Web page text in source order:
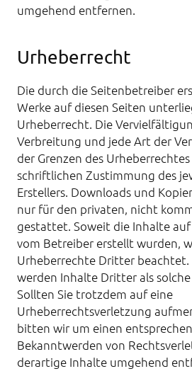
umgehend entfernen.
Urheberrecht
Die durch die Seitenbetreiber
Werke auf diesen Seiten
Urheberrecht. Die
Verbreitung und jede Art der
der Grenzen des
schriftlichen Zustimmung des
Erstellers. Downloads und
nur für den privaten, nicht
gestattet. Soweit die Inhalte
vom Betreiber erstellt wurden,
Urheberrechte Dritter beachtet.
werden Inhalte Dritter als
Sollten Sie trotzdem auf eine
Urheberrechtsverletzung
bitten wir um einen
Bekanntwerden von
derartige Inhalte umgehend